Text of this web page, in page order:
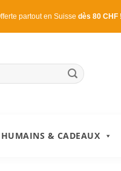
partout en Suisse dès 80 CHF !
HUMAINS & CADEAUX